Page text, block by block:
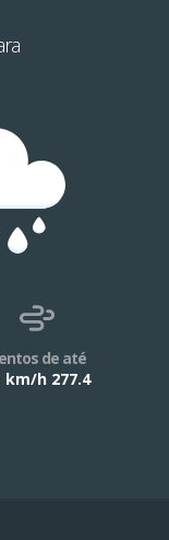
de até
km/h 277.4